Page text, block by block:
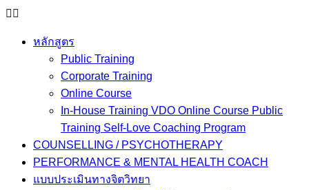
หลักสูตร
Public Training
Corporate Training
Online Course
In-House Training VDO Online Course Public
Training Self-Love Coaching Program
COUNSELLING / PSYCHOTHERAPY
PERFORMANCE & MENTAL HEALTH COACH
แบบประเมินทางจิตวิทยา